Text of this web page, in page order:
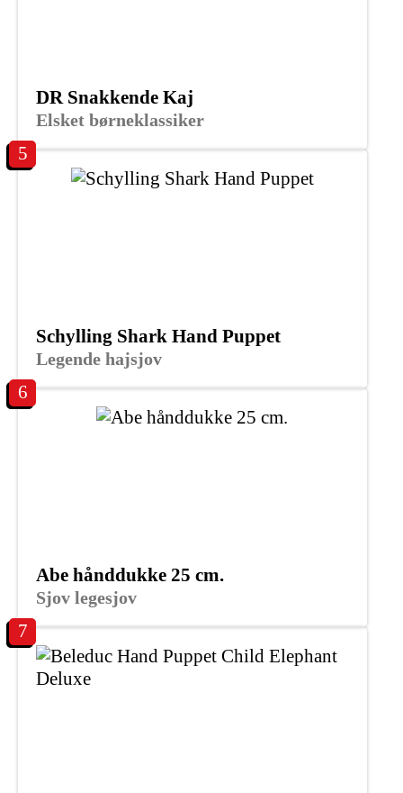
Elsket børneklassiker
DR Snakkende Kaj
5
Legende hajsjov
Schylling Shark Hand Puppet
6
Sjov legesjov
Abe hånddukke 25 cm.
7